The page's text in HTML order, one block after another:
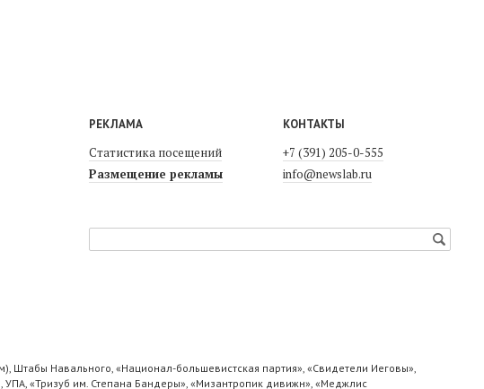
РЕКЛАМА
Статистика посещений
Размещение рекламы
КОНТАКТЫ
+7 (391) 205-0-555
info@newslab.ru
Навального, «Национал-большевистская партия», «Свидетели Иеговы»,
«Тризуб им. Степана Бандеры», «Мизантропик дивижн», «Меджлис